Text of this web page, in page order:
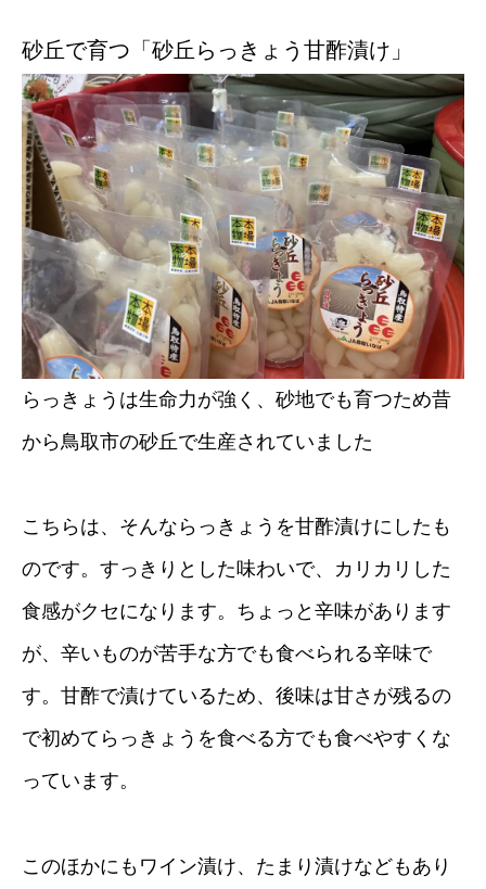
砂丘で育つ「砂丘らっきょう甘酢漬け」
らっきょうは生命力が強く、砂地でも育つため昔
から鳥取市の砂丘で生産されていました
こちらは、そんならっきょうを甘酢漬けにしたも
のです。すっきりとした味わいで、カリカリした
食感がクセになります。ちょっと辛味があります
が、辛いものが苦手な方でも食べられる辛味で
す。甘酢で漬けているため、後味は甘さが残るの
で初めてらっきょうを食べる方でも食べやすくな
っています。
このほかにもワイン漬け、たまり漬けなどもあり